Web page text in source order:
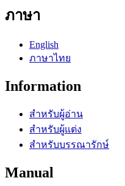
ภาษา
English
ภาษาไทย
Information
สำหรับผู้อ่าน
สำหรับผู้แต่ง
สำหรับบรรณารักษ์
Manual